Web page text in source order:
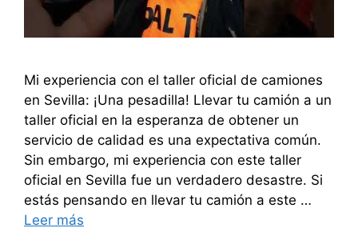
Mi experiencia con el taller oficial de camiones
en Sevilla: ¡Una pesadilla! Llevar tu camión a un
taller oficial en la esperanza de obtener un
servicio de calidad es una expectativa común.
Sin embargo, mi experiencia con este taller
oficial en Sevilla fue un verdadero desastre. Si
estás pensando en llevar tu camión a este …
Leer más